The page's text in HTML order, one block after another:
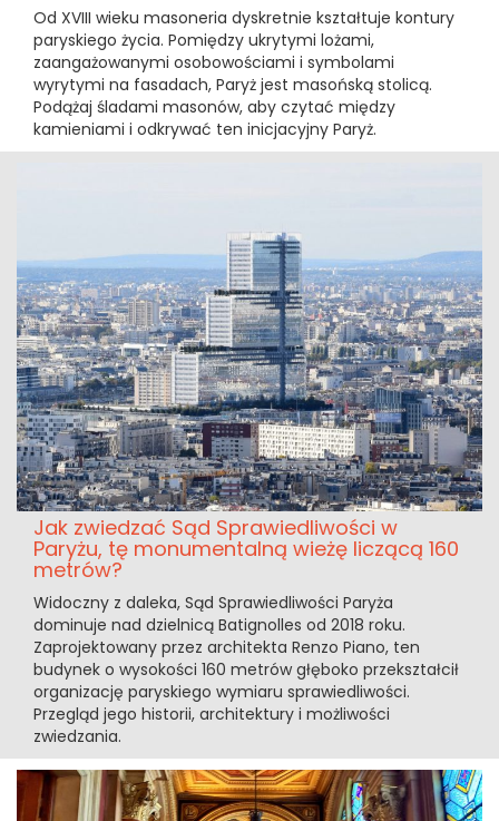
Od XVIII wieku masoneria dyskretnie kształtuje kontury
paryskiego życia. Pomiędzy ukrytymi lożami,
zaangażowanymi osobowościami i symbolami
wyrytymi na fasadach, Paryż jest masońską stolicą.
Podążaj śladami masonów, aby czytać między
kamieniami i odkrywać ten inicjacyjny Paryż.
Jak zwiedzać Sąd Sprawiedliwości w
Paryżu, tę monumentalną wieżę liczącą 160
metrów?
Widoczny z daleka, Sąd Sprawiedliwości Paryża
dominuje nad dzielnicą Batignolles od 2018 roku.
Zaprojektowany przez architekta Renzo Piano, ten
budynek o wysokości 160 metrów głęboko przekształcił
organizację paryskiego wymiaru sprawiedliwości.
Przegląd jego historii, architektury i możliwości
zwiedzania.